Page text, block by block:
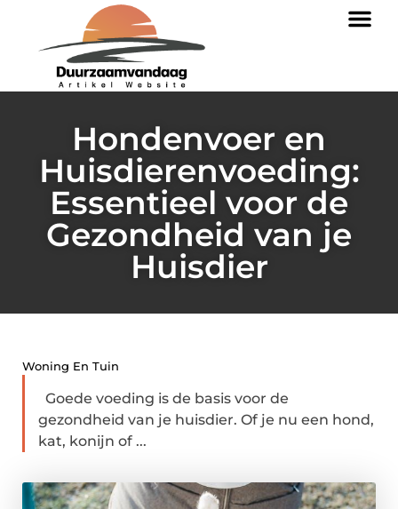
Hondenvoer en
Huisdierenvoeding:
Essentieel voor de
Gezondheid van je
Huisdier
Woning En Tuin
Goede voeding is de basis voor de
gezondheid van je huisdier. Of je nu een hond,
kat, konijn of ...